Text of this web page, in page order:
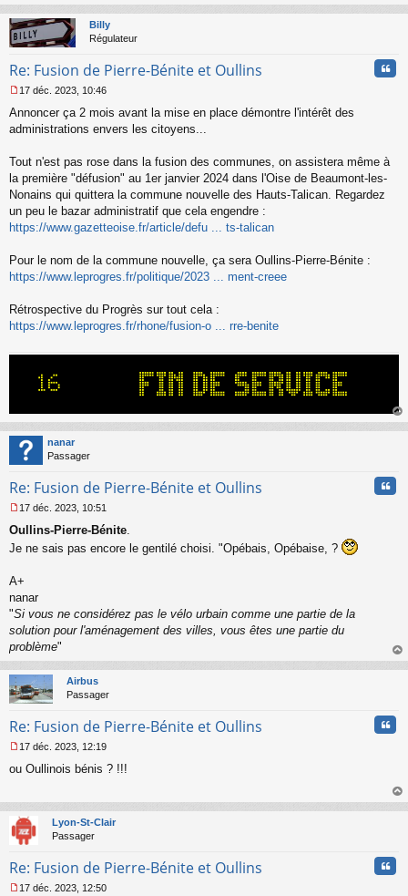
au
Billy
Régulateur
Re: Fusion de Pierre-Bénite et Oullins
e
s
g
e
n
o
n
17 déc. 2023, 10:46
Annoncer ça 2 mois avant la mise en place démontre l'intérêt des
administrations envers les citoyens...
Tout n'est pas rose dans la fusion des communes, on assistera même à
la première "défusion" au 1er janvier 2024 dans l'Oise de Beaumont-les-
Nonains qui quittera la commune nouvelle des Hauts-Talican. Regardez
un peu le bazar administratif que cela engendre :
https://www.gazetteoise.fr/article/defu ... ts-talican
Pour le nom de la commune nouvelle, ça sera Oullins-Pierre-Bénite :
https://www.leprogres.fr/politique/2023 ... ment-creee
Rétrospective du Progrès sur tout cela :
https://www.leprogres.fr/rhone/fusion-o ... rre-benite
au
nanar
Passager
Re: Fusion de Pierre-Bénite et Oullins
e
s
g
e
n
o
l
u
17 déc. 2023, 10:51
Oullins-Pierre-Bénite
Je ne sais pas encore le gentilé choisi. "Opébais, Opébaise, ?
A+
nanar
"Si vous ne considérez pas le vélo urbain comme une partie de la
solution pour l'aménagement des villes, vous êtes une partie du
problème"
au
Airbus
Passager
Re: Fusion de Pierre-Bénite et Oullins
e
a
g
e
o
l
17 déc. 2023, 12:19
ou Oullinois bénis ? !!!
au
Lyon-St-Clair
Passager
Re: Fusion de Pierre-Bénite et Oullins
17 déc. 2023, 12:50